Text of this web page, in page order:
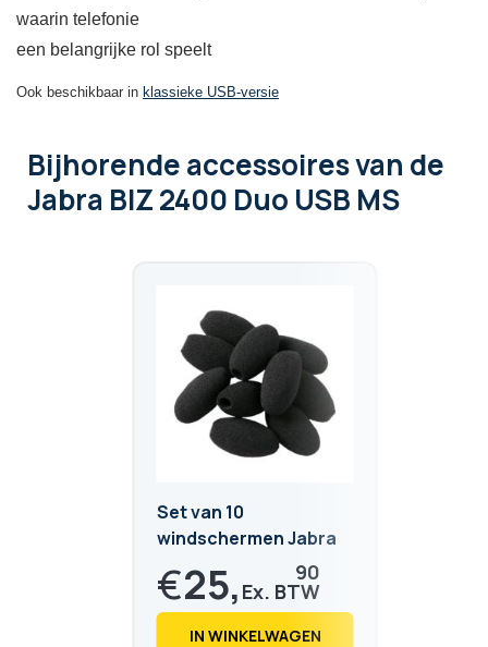
waarin telefonie
een belangrijke rol speelt
Ook beschikbaar in klassieke USB-versie
Bijhorende accessoiresvan de
Jabra BIZ 2400 Duo USB MS
Set van 10
windschermen Jabra
Biz 2300/2400 II
€25, 90
€ 31,IN WINKELWAGEN